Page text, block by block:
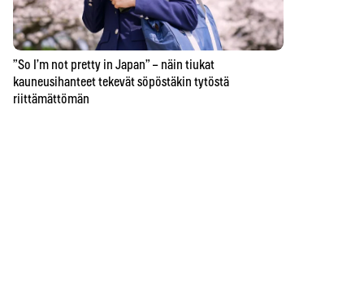
”So I’m not pretty in Japan” – näin tiukat
kauneusihanteet tekevät söpöstäkin tytöstä
riittämättömän